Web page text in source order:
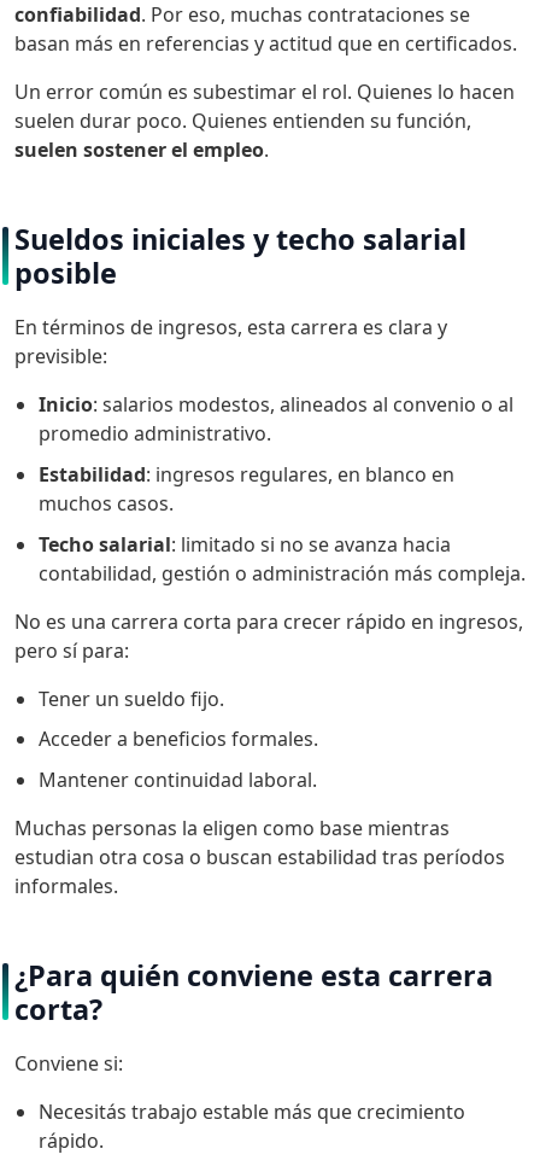
confiabilidad. Por eso, muchas contrataciones se
basan más en referencias y actitud que en certificados.
Un error común es subestimar el rol. Quienes lo hacen
suelen durar poco. Quienes entienden su función,
suelen sostener el empleo.
Sueldos iniciales y techo salarial
posible
En términos de ingresos, esta carrera es clara y
previsible:
Inicio: salarios modestos, alineados al convenio o al
promedio administrativo.
Estabilidad: ingresos regulares, en blanco en
muchos casos.
Techo salarial: limitado si no se avanza hacia
contabilidad, gestión o administración más compleja.
No es una carrera corta para crecer rápido en ingresos,
pero sí para:
Tener un sueldo fijo.
Acceder a beneficios formales.
Mantener continuidad laboral.
Muchas personas la eligen como base mientras
estudian otra cosa o buscan estabilidad tras períodos
informales.
¿Para quién conviene esta carrera
corta?
Conviene si:
Necesitás trabajo estable más que crecimiento
rápido.